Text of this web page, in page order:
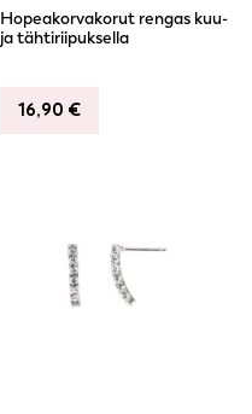
Hopeakorvakorut rengas kuu-
ja tähtiriipuksella
16,90 €